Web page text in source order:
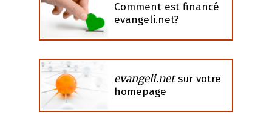
Comment est financé
evangeli.net?
evangeli.netsur votre
homepage